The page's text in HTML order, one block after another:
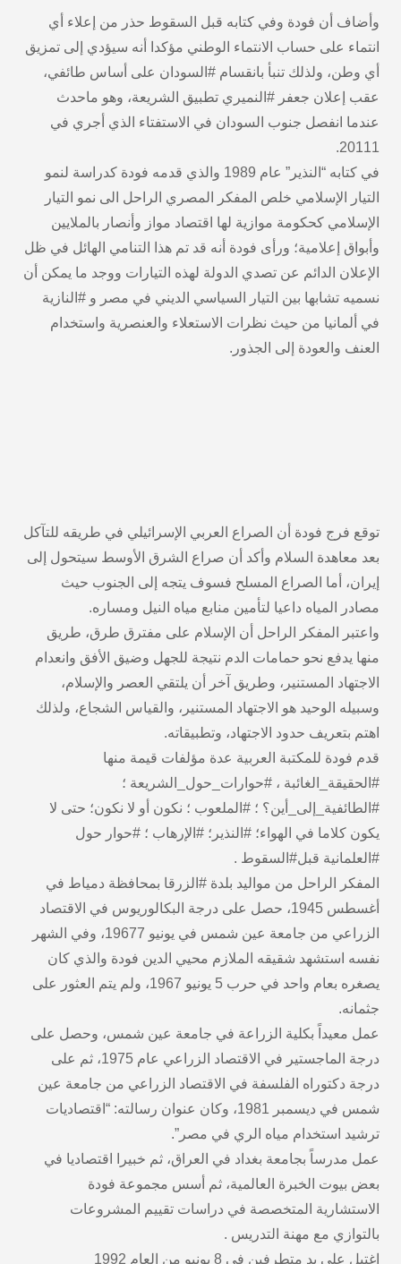
وأضاف أن فودة وفي كتابه قبل السقوط حذر من إعلاء أي
انتماء على حساب الانتماء الوطني مؤكدا أنه سيؤدي إلى تمزيق
أي وطن، ولذلك تنبأ بانقسام #السودان على أساس طائفي،
عقب إعلان جعفر #النميري تطبيق الشريعة، وهو ماحدث
عندما انفصل جنوب السودان في الاستفتاء الذي أجري في
20111.
في كتابه “النذير” عام 1989 والذي قدمه فودة كدراسة لنمو
التيار الإسلامي خلص المفكر المصري الراحل الى نمو التيار
الإسلامي كحكومة موازية لها اقتصاد مواز وأنصار بالملايين
وأبواق إعلامية؛ ورأى فودة أنه قد تم هذا التنامي الهائل في ظل
الإعلان الدائم عن تصدي الدولة لهذه التيارات ووجد ما يمكن أن
نسميه تشابها بين التيار السياسي الديني في مصر و #النازية
في ألمانيا من حيث نظرات الاستعلاء والعنصرية واستخدام
العنف والعودة إلى الجذور.
توقع فرج فودة أن الصراع العربي الإسرائيلي في طريقه للتآكل
بعد معاهدة السلام وأكد أن صراع الشرق الأوسط سيتحول إلى
إيران، أما الصراع المسلح فسوف يتجه إلى الجنوب حيث
مصادر المياه داعيا لتأمين منابع مياه النيل ومساره.
واعتبر المفكر الراحل أن الإسلام على مفترق طرق، طريق
منها يدفع نحو حمامات الدم نتيجة للجهل وضيق الأفق وانعدام
الاجتهاد المستنير، وطريق آخر أن يلتقي العصر والإسلام،
وسبيله الوحيد هو الاجتهاد المستنير، والقياس الشجاع، ولذلك
اهتم بتعريف حدود الاجتهاد، وتطبيقاته.
قدم فودة للمكتبة العربية عدة مؤلفات قيمة منها
#الحقيقة_الغائبة ، #حوارات_حول_الشريعة ؛
#الطائفية_إلى_أين؟ ؛ #الملعوب ؛ نكون أو لا نكون؛ حتى لا
يكون كلاما في الهواء؛ #النذير؛ #الإرهاب ؛ #حوار حول
#العلمانية قبل#السقوط .
المفكر الراحل من مواليد بلدة #الزرقا بمحافظة دمياط في
أغسطس 1945، حصل على درجة البكالوريوس في الاقتصاد
الزراعي من جامعة عين شمس في يونيو 19677، وفي الشهر
نفسه استشهد شقيقه الملازم محيي الدين فودة والذي كان
يصغره بعام واحد في حرب 5 يونيو 1967، ولم يتم العثور على
جثمانه.
عمل معيداً بكلية الزراعة في جامعة عين شمس، وحصل على
درجة الماجستير في الاقتصاد الزراعي عام 1975، ثم على
درجة دكتوراه الفلسفة في الاقتصاد الزراعي من جامعة عين
شمس في ديسمبر 1981، وكان عنوان رسالته: “اقتصاديات
ترشيد استخدام مياه الري في مصر”.
عمل مدرساً بجامعة بغداد في العراق، ثم خبيرا اقتصاديا في
بعض بيوت الخبرة العالمية، ثم أسس مجموعة فودة
الاستشارية المتخصصة في دراسات تقييم المشروعات
بالتوازي مع مهنة التدريس .
اغتيل على يد متطرفين في 8 يونيو من العام 1992